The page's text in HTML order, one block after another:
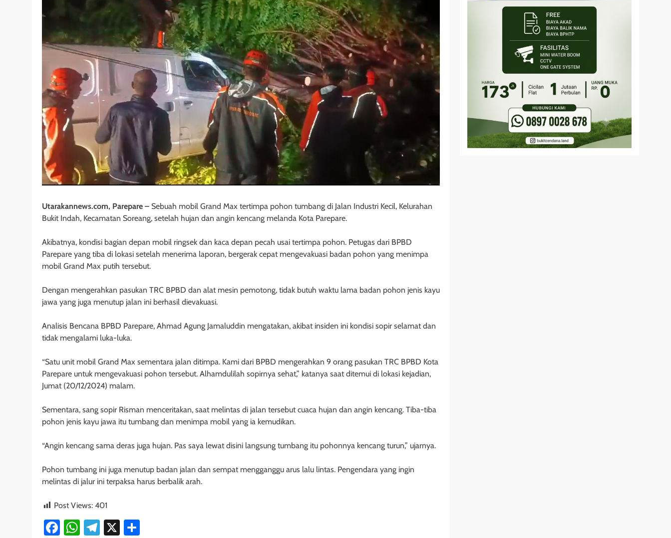
Utarakannews.com, Parepare – Sebuah mobil Grand Max tertimpa pohon tumbang di Jalan Industri Kecil, Kelurahan
Bukit Indah, Kecamatan Soreang, setelah hujan dan angin kencang melanda Kota Parepare.
Akibatnya, kondisi bagian depan mobil ringsek dan kaca depan pecah usai tertimpa pohon. Petugas dari BPBD
Parepare yang tiba di lokasi setelah menerima laporan, bergerak cepat mengevakuasi badan pohon yang menimpa
mobil Grand Max putih tersebut.
Dengan mengerahkan pasukan TRC BPBD dan alat mesin pemotong, tidak butuh waktu lama badan pohon jenis kayu
jawa yang juga menutup jalan ini berhasil dievakuasi.
Analisis Bencana BPBD Parepare, Ahmad Agung Jamaluddin mengatakan, akibat insiden ini kondisi sopir selamat dan
tidak mengalami luka-luka.
“Satu unit mobil Grand Max sementara jalan ditimpa. Kami dari BPBD mengerahkan 9 orang pasukan TRC BPBD Kota
Parepare untuk mengevakuasi pohon tersebut. Alhamdulilah sopirnya sehat,” katanya saat ditemui di lokasi kejadian,
Jumat (20/12/2024) malam.
Sementara, sang sopir Risman menceritakan, saat melintas di jalan tersebut cuaca hujan dan angin kencang. Tiba-tiba
pohon jenis kayu jawa itu tumbang dan menimpa mobil yang ia kemudikan.
“Angin kencang sama deras juga hujan. Pas saya lewat disini langsung tumbang itu pohonnya kencang turun,” ujarnya.
Pohon tumbang ini juga menutup badan jalan dan sempat mengganggu arus lalu lintas. Pengendara yang ingin
melintas di jalur ini terpaksa harus berbalik arah.
Post Views: 401
Facebook
WhatsApp
Telegram
X